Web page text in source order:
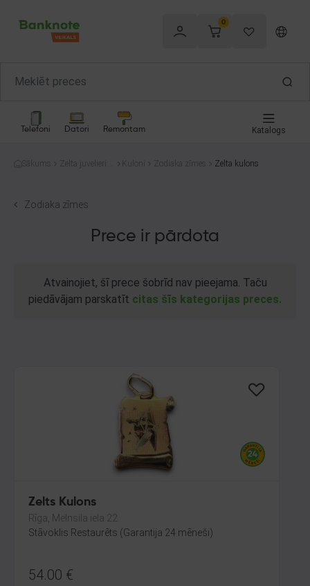
0
Telefoni Datori Remontam Katalogs
Sākums
Zelta juvelierizs
Kuloni Zodiaka zīmes Zelta kulons
Zodiaka zīmes
Prece ir pārdota
Atvainojiet, šī prece šobrīd nav pieejama. Taču
piedāvājam parskatīt citas šīs kategorijas preces.
Zelts Kulons
Rīga, Melnsila iela 22
Stāvoklis Restaurēts (Garantija 24 mēneši)
54.00 €